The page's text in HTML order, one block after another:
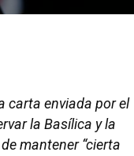
carta enviada por el
la Basílica y la
mantener “cierta